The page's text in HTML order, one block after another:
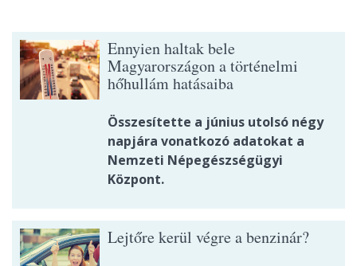
Ennyien haltak bele
Magyarországon a történelmi
hőhullám hatásaiba
Összesítette a június utolsó négy
napjára vonatkozó adatokat a
Nemzeti Népegészségügyi
Központ.
Lejtőre kerül végre a benzinár?